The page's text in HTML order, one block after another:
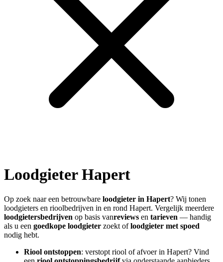
LoodgieterHapert
Op zoek naar een betrouwbare loodgieter in Hapert? Wij tonen
loodgieters en rioolbedrijven in en rond Hapert. Vergelijk meerdere
loodgietersbedrijven op basis vanreviews en tarieven — handig
als u een goedkope loodgieter zoekt ofloodgieter met spoed
nodig hebt.
Riool ontstoppen: verstopt riool of afvoer in Hapert? Vind